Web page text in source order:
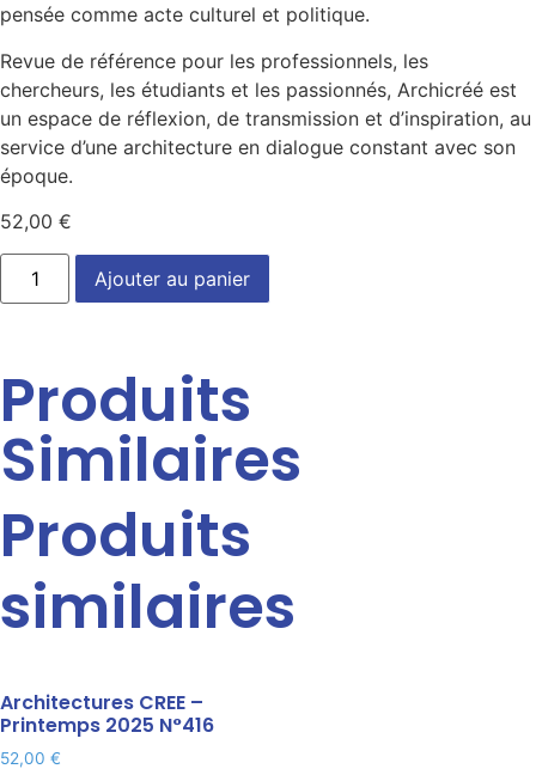
pensée comme acte culturel et politique.
Revue de référence pour les professionnels, les
chercheurs, les étudiants et les passionnés, Archicréé est
un espace de réflexion, de transmission et d’inspiration, au
service d’une architecture en dialogue constant avec son
époque.
52,00 €
Ajouter au panier
Produits
Similaires
Produits
similaires
Architectures CREE –
Printemps 2025 N°416
52,00 €